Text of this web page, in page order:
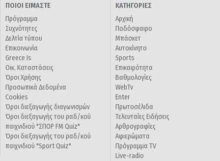
ΠΟΙΟΙ ΕΙΜΑΣΤΕ
Πρόγραμμα
Συχνότητες
Δελτία τύπου
Επικοινωνία
Greece Is
Οικ. Καταστάσεις
Όροι Χρήσης
Προσωπικά Δεδομένα
Cookies
Όροι διεξαγωγής διαγωνισμών
Όροι διεξαγωγής του ραδ/κού
παιχνιδιού "ΣΠΟΡ FM Quiz"
Όροι διεξαγωγής του ραδ/κού
παιχνιδιού "Sport Quiz"
ΚΑΤΗΓΟΡΙΕΣ
Αρχική
Ποδόσφαιρο
Μπάσκετ
Αυτοκίνητο
Sports
Επικαιρότητα
Βαθμολογίες
WebTv
Enter
Πρωτοσέλιδα
Τελευταίες Ειδήσεις
Αρθρογραφίες
Αφιερώματα
Πρόγραμμα TV
Live-radio